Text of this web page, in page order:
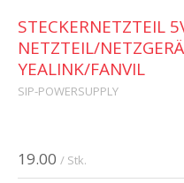
19.00 / Stk.
STECKERNETZTEIL
NETZTEIL/
YEALINK/FANVIL
SIP-POWERSUPPLY